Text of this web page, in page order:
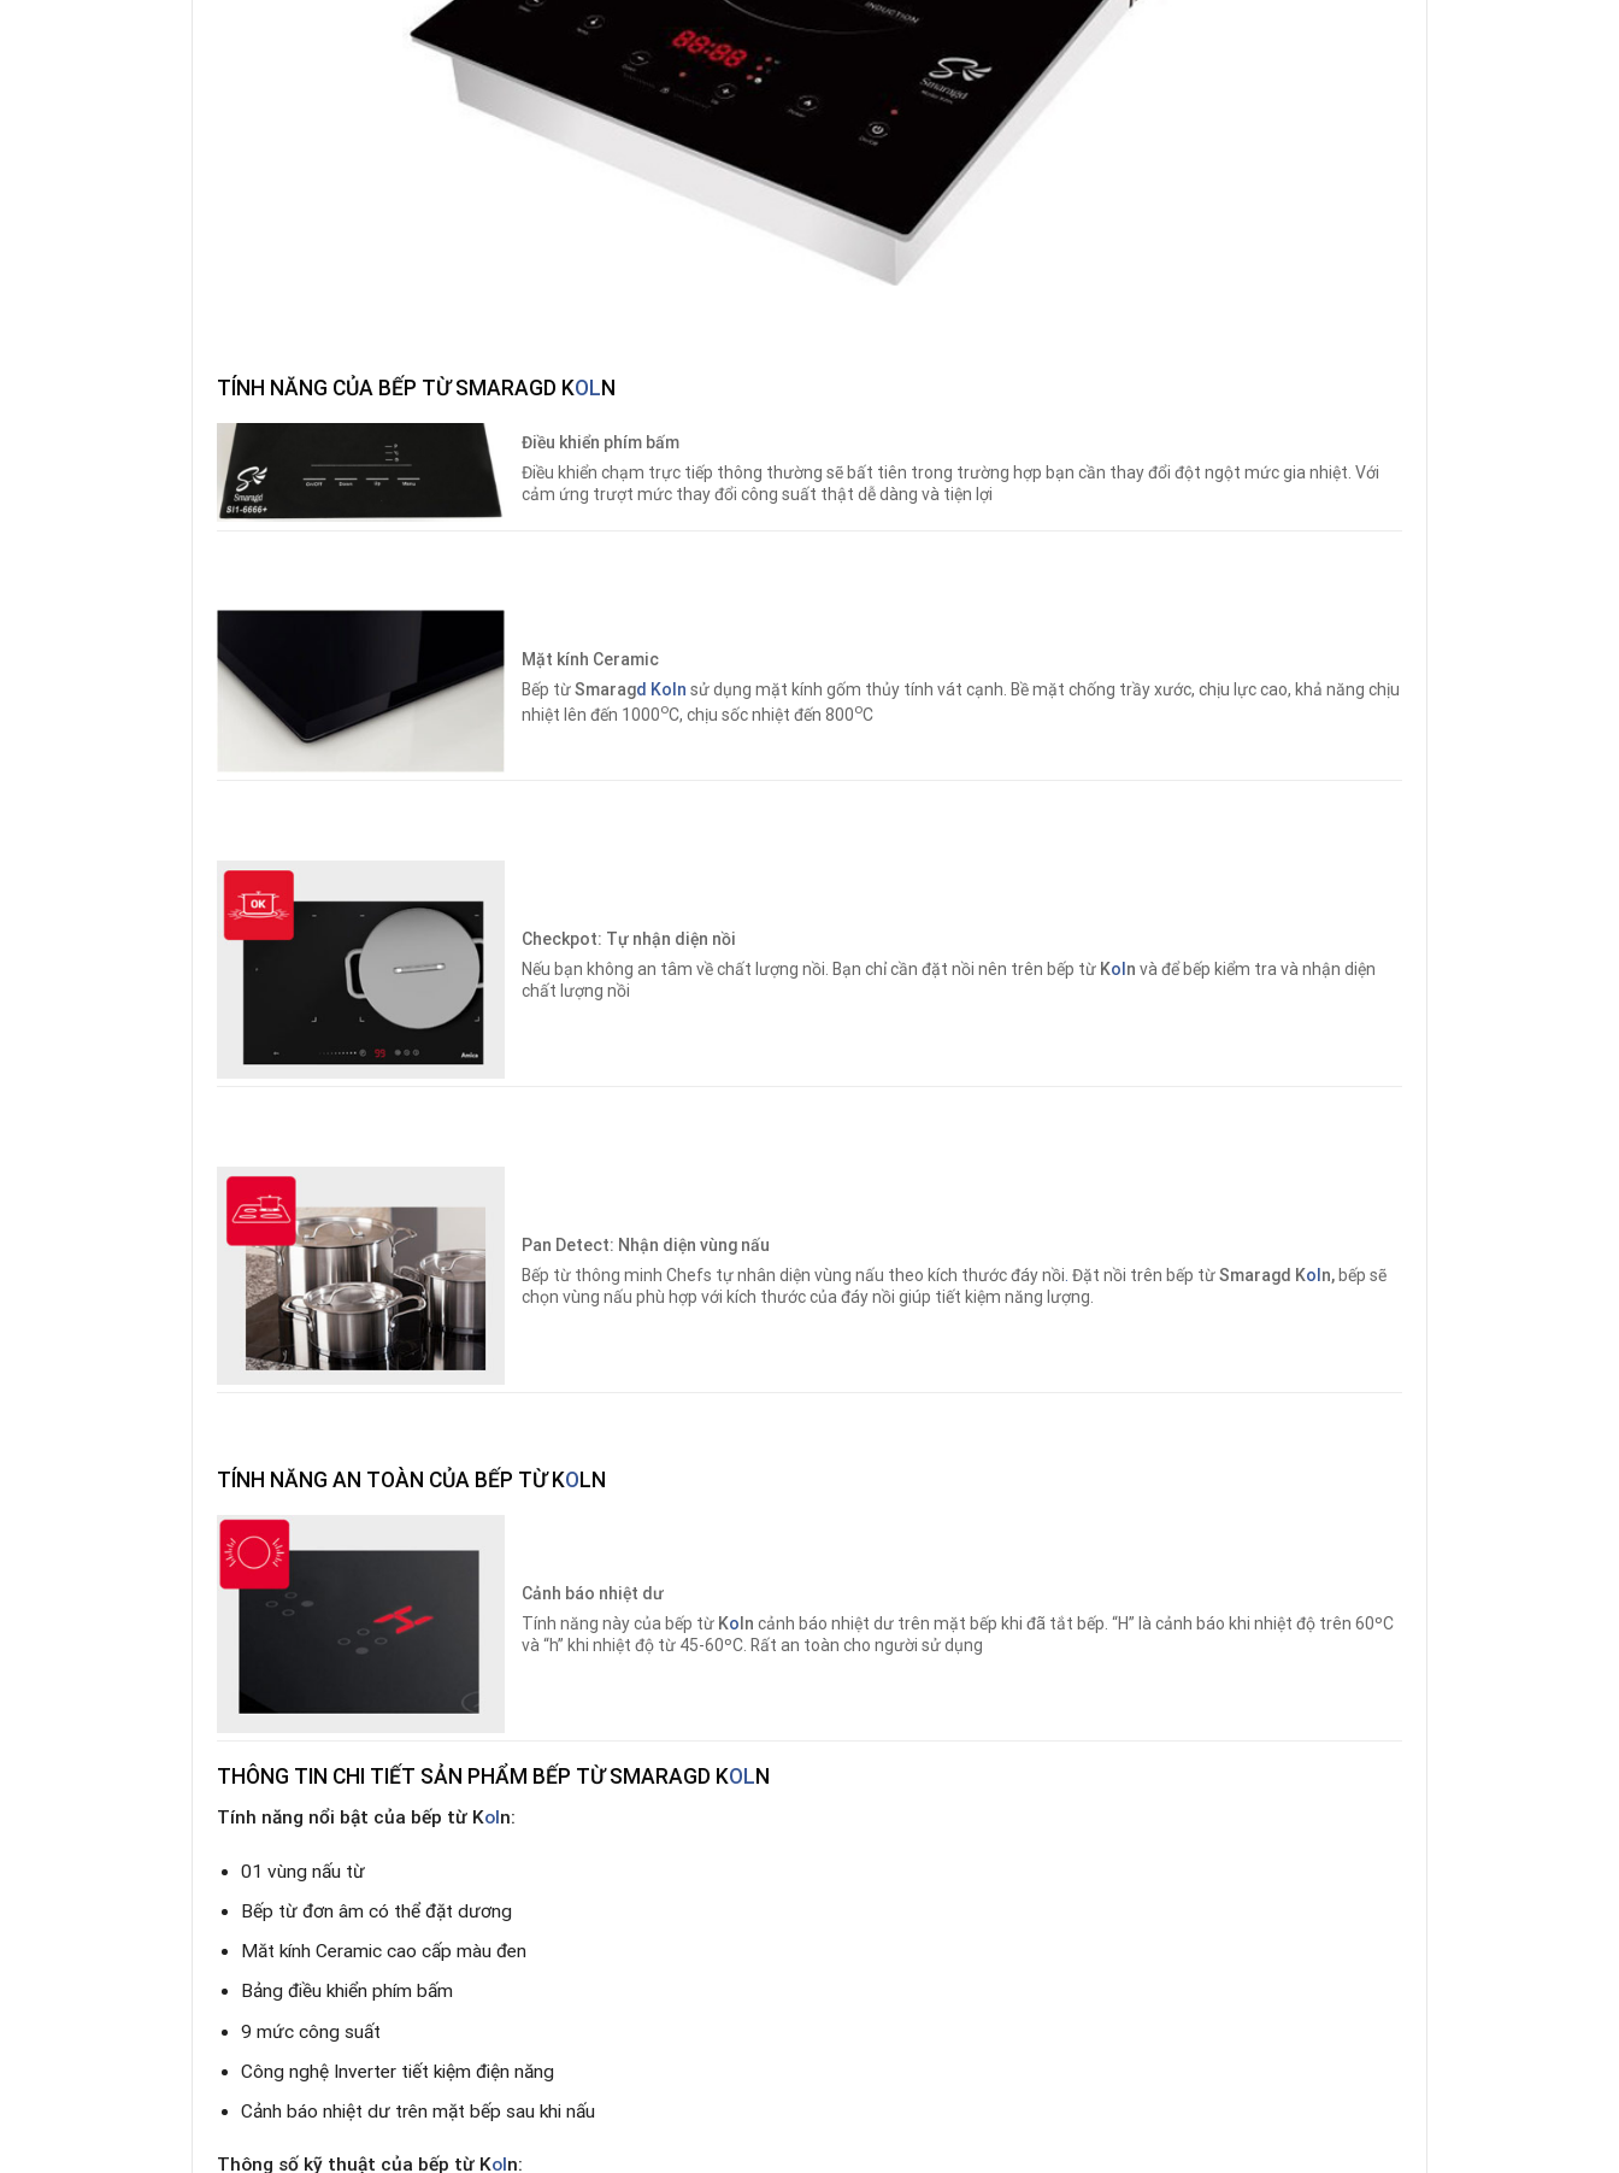
TÍNH NĂNG CỦA BẾP TỪ SMARAGD KOLN
Điều khiển phím bấm
Điều khiển chạm trực tiếp thông thường sẽ bất tiên trong trường hợp bạn cần thay đổi đột ngột mức gia nhiệt. Với
cảm ứng trượt mức thay đổi công suất thật dễ dàng và tiện lợi
Mặt kính Ceramic
Bếp từSmaragd Koln sử dụng mặt kính gốm thủy tính vát cạnh. Bề mặt chống trầy xước, chịu lực cao, khả năng chịu
nhiệt lên đến 1000oC, chịu sốc nhiệt đến 800oC
Checkpot: Tự nhận diện nồi
Nếu bạn không an tâm về chất lượng nồi. Bạn chỉ cần đặt nồi nên trên bếp từKol n và để bếp kiểm tra và nhận diện
chất lượng nồi
Pan Detect: Nhận diện vùng nấu
Bếp từ thông minh Chefs tự nhân diện vùng nấu theo kích thước đáy nồi Đặt nồi trên bếp từSmaragd Kol n, bếp sẽ
chọn vùng nấu phù hợp với kích thước của đáy nồi giúp tiết kiệm năng lượng.
TÍNH NĂNG AN TOÀN CỦA BẾP TỪ KO LN
Cảnh báo nhiệt dư
Tính năng này của bếp từKo ln cảnh báo nhiệt dư trên mặt bếp khi đã tắt bếp. “H” là cảnh báo khi nhiệt độ trên 60ºC
và “h” khi nhiệt độ từ 45-60ºC. Rất an toàn cho người sử dụng
THÔNG TIN CHI TIẾT SẢN PHẨM BẾP TỪ SMARAGD KOLN
Tính năng nổi bật của bếp từ Kol n:
01 vùng nấu từ
Bếp từ đơn âm có thể đặt dương
Măt kính Ceramic cao cấp màu đen
Bảng điều khiển phím bấm
9 mức công suất
Công nghệ Inverter tiết kiệm điện năng
Cảnh báo nhiệt dư trên mặt bếp sau khi nấu
Thông số kỹ thuật của bếp từ Kol n: